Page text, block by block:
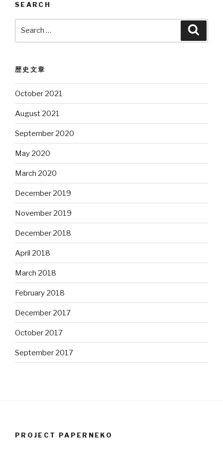
SEARCH
歴史文章
October 2021
August 2021
September 2020
May 2020
March 2020
December 2019
November 2019
December 2018
April 2018
March 2018
February 2018
December 2017
October 2017
September 2017
PROJECT PAPERNEKO